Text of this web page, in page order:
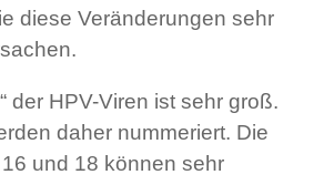
diese Veränderungen sehr
der HPV-Viren ist sehr groß.
daher nummeriert. Die
und 18 können sehr